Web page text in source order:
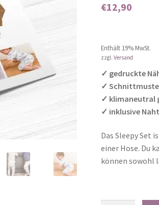
basierend auf
€12,90
Enthält 19% MwSt.
zzgl. Versand
✓ gedruckte
✓
✓ klimaneutral
✓ inklusive
Das Sleepy Set
einer Hose. Du
können sowohl